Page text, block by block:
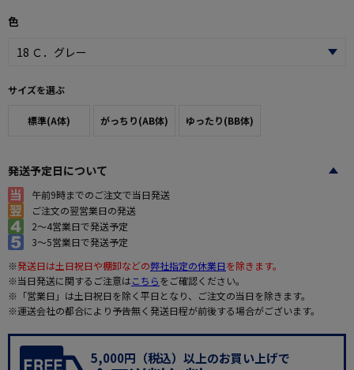
色
サイズを選ぶ
標準(A体) がっちり(AB体) ゆったり(BB体)
発送予定日について
午前9時までのご注文で当日発送
ご注文の翌営業日の発送
2～4営業日で発送予定
3～5営業日で発送予定
※発送日は土日祝日や棚卸などの弊社指定の休業日を除きます。
※当日発送に関するご注意はこちらをご確認ください。
※「営業日」は土日祝日を除く平日となり、ご注文の当日を除きます。
※運送会社の都合により予告無く発送日程が前後する場合がございます。
5,000円（税込）以上のお買い上げで